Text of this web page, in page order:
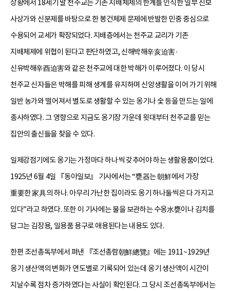
상황에서 18세기 말 천주교는 기존 지배체제의 한계를 인식한 일부 진보
사상가와 신분제를 바탕으로 한 봉건체제 문제에 반발한 민중 중심으로
수용되어 교세가 확장되었다. 지배층에서는 천주교 교리가 기존
지배체제에 위협이 된다고 판단하였고, 신해박해辛亥迫害·
신유박해辛酉迫害와 같은 천주교에 대한 박해가 이루어졌다. 이 당시
천주교 신자들은 박해를 피해 생계를 유지하며 신앙생활을 이어 가기 위해
일반 농가와 떨어져서 별도로 생활할 수 있는 옹기나 숯 등을 만드는 일에
종사하였다. 그 영향으로 지금도 옹기장 가운데 윗대부터 천주교를 믿는
집안의 출신들을 찾을 수 있다.
일제강점기에도 옹기는 가정마다 하나씩 갖추어야 하는 생활용품이었다.
1925년 6월 4일 『동아일보』 기사에서는 “甕器는 朝鮮에서 가장
重要한 家具의 하나. 아무리 가난한 집이라도 옹기 하나둘씩은 다 가지고
있다”라고 하였다. 또한 이 기사에는 물을 보관하는 수옹水甕이나 김치를
담그는 김장용, 일용품 용구로 애용된다는 내용도 있다.
한편 조선총독부에서 펴낸 『조선총람朝鮮總覽』에는 1911~1929년
옹기 생산액의 변화가 연도별로 기록되어 있는데 옹기 생산액이 시간이
지날수록 점차 증가하였다는 사실이 확인된다. 그 당시 조선총독부에서는